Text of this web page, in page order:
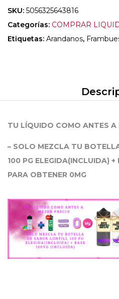
SKU: 5056325643816
Categorías: COMPRAR
Etiquetas: Arandanos,
TU LÍQUIDO COMO ANTES A
– SOLO MEZCLA TU
100 PG ELEGIDA(INCLUIDA)
PARA OBTENER 0MG